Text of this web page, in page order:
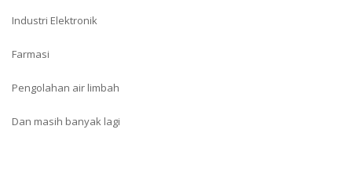
Industri Elektronik
Farmasi
Pengolahan air limbah
Dan masih banyak lagi